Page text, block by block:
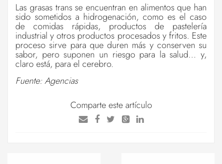
Las grasas trans se encuentran en alimentos que han
sido sometidos a hidrogenación, como es el caso
de comidas rápidas, productos de pastelería
industrial y otros productos procesados y fritos. Este
proceso sirve para que duren más y conserven su
sabor, pero suponen un riesgo para la salud… y,
claro está, para el cerebro.
Fuente: Agencias
Comparte este artículo